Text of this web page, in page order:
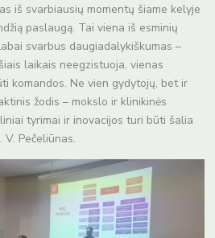
iš svarbiausių momentų šiame kelyje
paslaugą. Tai viena iš esminių
svarbus daugiadalykiškumas –
laikais neegzistuoja, vienas
komandos. Ne vien gydytojų, bet ir
žodis – mokslo ir klinikinės
tyrimai ir inovacijos turi būti šalia
V. Pečeliūnas.